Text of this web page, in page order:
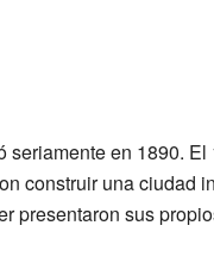
en 1890.
construir una ciudad
presentaron sus